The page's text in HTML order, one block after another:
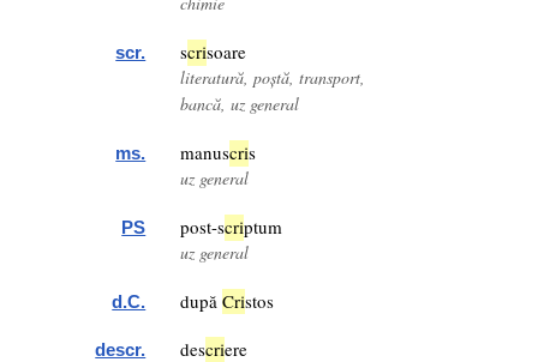
scr. scrisoare
literatură, poștă, transport,
bancă, uz general
ms. manuscris
uz general
PS post-scriptum
uz general
d.C. dupăCristos
descr. descriere